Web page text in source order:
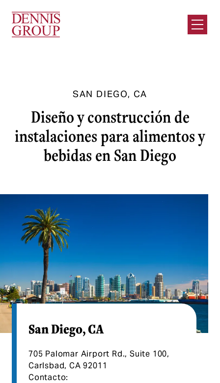
Abrir el
SAN DIEGO, CA
Diseño y construcción de
instalaciones para alimentos y
bebidas en San Diego
San Diego, CA
705 Palomar Airport Rd., Suite 100,
Carlsbad, CA 92011
Contacto: